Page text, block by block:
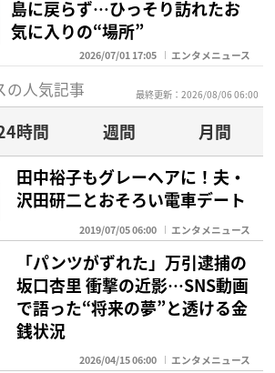
島に戻らず…ひっそり訪れたお
気に入りの“場所”
2026/07/01 17:05 エンタメニュース
の人気記事 最終更新：2026/08/06 06:00
時間 週間
月間
田中裕子もグレーヘアに！夫・
沢田研二とおそろい電車デート
2019/07/05 06:00 エンタメニュース
「パンツがずれた」万引逮捕の
坂口杏里 衝撃の近影…SNS動画
で語った“将来の夢”と透ける金
銭状況
2026/04/15 06:00 エンタメニュース